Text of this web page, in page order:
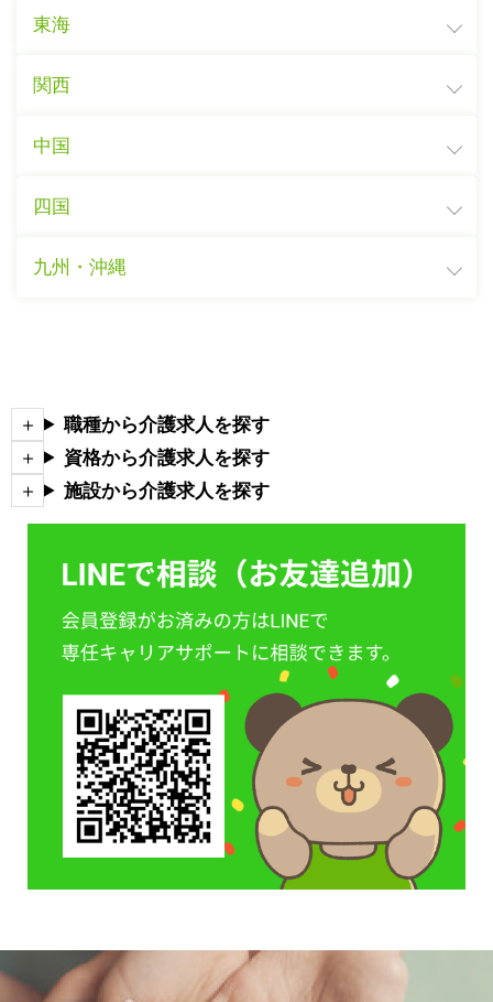
東海
関西
中国
四国
九州・沖縄
職種から介護求人を探す
資格から介護求人を探す
施設から介護求人を探す